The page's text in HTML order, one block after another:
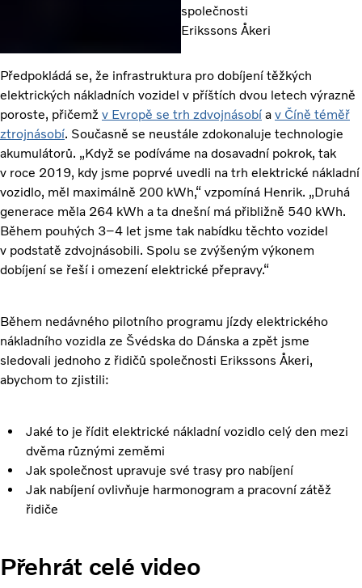
společnosti
Erikssons Åkeri
Předpokládá se, že infrastruktura pro dobíjení těžkých
elektrických nákladních vozidel v příštích dvou letech výrazně
poroste, přičemž v Evropě se trh zdvojnásobí a v Číně téměř
ztrojnásobí. Současně se neustále zdokonaluje technologie
akumulátorů. „Když se podíváme na dosavadní pokrok, tak
v roce 2019, kdy jsme poprvé uvedli na trh elektrické nákladní
vozidlo, měl maximálně 200 kWh,“ vzpomíná Henrik. „Druhá
generace měla 264 kWh a ta dnešní má přibližně 540 kWh.
Během pouhých 3–4 let jsme tak nabídku těchto vozidel
v podstatě zdvojnásobili. Spolu se zvýšeným výkonem
dobíjení se řeší i omezení elektrické přepravy.“
Během nedávného pilotního programu jízdy elektrického
nákladního vozidla ze Švédska do Dánska a zpět jsme
sledovali jednoho z řidičů společnosti Erikssons Åkeri,
abychom to zjistili:
Jaké to je řídit elektrické nákladní vozidlo celý den mezi
dvěma různými zeměmi
Jak společnost upravuje své trasy pro nabíjení
Jak nabíjení ovlivňuje harmonogram a pracovní zátěž
řidiče
Přehrát celé video